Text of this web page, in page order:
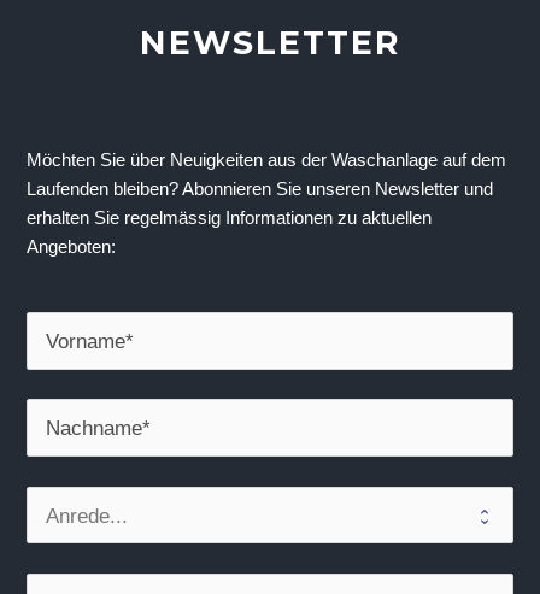
NEWSLETTER
Möchten Sie über Neuigkeiten aus der Waschanlage auf dem
Laufenden bleiben? Abonnieren Sie unseren Newsletter und
erhalten Sie regelmässig Informationen zu aktuellen
Angeboten: